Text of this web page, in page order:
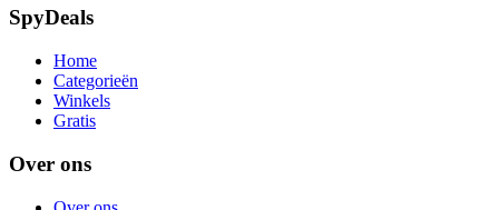
SpyDeals
Home
Categorieën
Winkels
Gratis
Over ons